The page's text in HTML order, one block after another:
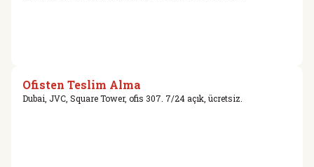
Ofisten Teslim Alma
Dubai, JVC, Square Tower, ofis 307. 7/24 açık, ücretsiz.